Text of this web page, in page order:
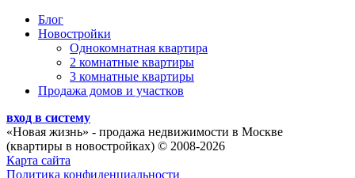
Блог
Новостройки
Однокомнатная квартира
2 комнатные квартиры
3 комнатные квартиры
Продажа домов и участков
вход в систему
«Новая жизнь» - продажа недвижимости в Москве
(квартиры в новостройках) © 2008-2026
Карта сайта
Политика конфиденциальности